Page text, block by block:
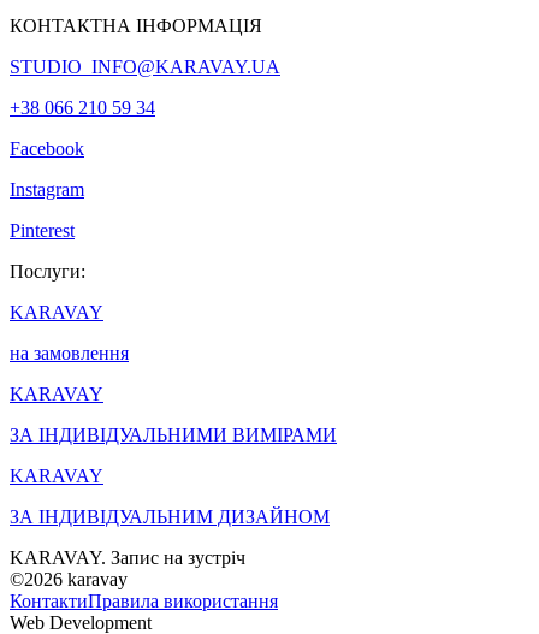
КОНТАКТНА ІНФОРМАЦІЯ
STUDIO_INFO@KARAVAY.UA
+38 066 210 59 34
Facebook
Instagram
Pinterest
Послуги:
KARAVAY
на замовлення
KARAVAY
ЗА ІНДИВІДУАЛЬНИМИ ВИМІРАМИ
KARAVAY
ЗА ІНДИВІДУАЛЬНИМ ДИЗАЙНОМ
KARAVAY. Запис на зустріч
©2026 karavay
КонтактиПравила використання
Web Development